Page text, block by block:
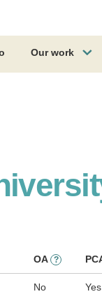
Our work
OA ?
No Yes